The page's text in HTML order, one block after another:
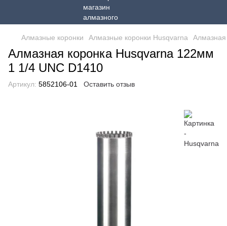
Алмазные коронки Алмазные коронки Husqvarna
Алмазная коронка Husqvarna 122мм
1 1/4 UNC D1410
Артикул: 5852106-01 Оставить отзыв